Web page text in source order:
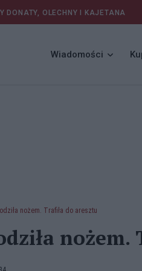
DONATY, OLECHNY I KAJETANA
Wiadomości
nożem. Trafiła do aresztu
nożem.